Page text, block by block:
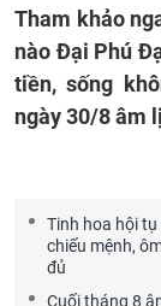
Tham khảo
nào Đại Phú
tiền, sống
ngày 30/8 âm
Tinh hoa hội
chiếu mệnh,
đủ
Cuối tháng 8